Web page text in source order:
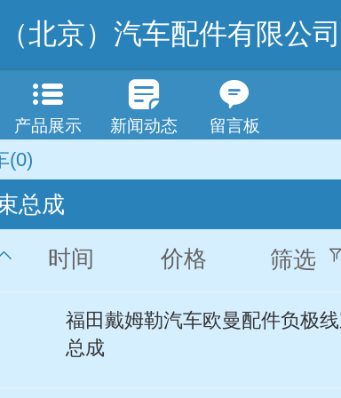
北京）汽车配件有限公司
产品展示 新闻动态 留言板
(0)
总成
时间 价格 筛选
福田戴姆勒汽车欧曼配件负极
总成